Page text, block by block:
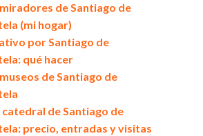
de Santiago de
(mi hogar)
por Santiago de
qué hacer
de Santiago de
de Santiago de
precio, entradas y visitas